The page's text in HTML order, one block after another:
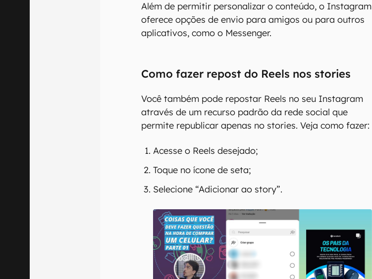
Além de permitir personalizar o conteúdo, o Instagram
oferece opções de envio para amigos ou para outros
aplicativos, como o Messenger.
Como fazer repost do Reels nos stories
Você também pode repostar Reels no seu Instagram
através de um recurso padrão da rede social que
permite republicar apenas no stories. Veja como fazer:
Acesse o Reels desejado;
Toque no ícone de seta;
Selecione “Adicionar ao story”.